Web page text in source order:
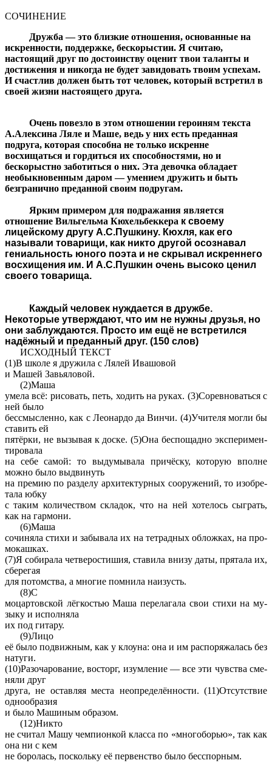
СОЧИНЕНИЕ
Дружба — это близкие отношения, основанные на
искренности, поддержке, бескорыстии. Я считаю,
настоящий друг по достоинству оценит твои таланты и
достижения и никогда не будет завидовать твоим успехам.
И счастлив должен быть тот человек, который встретил в
своей жизни настоящего друга.
Очень повезло в этом отношении героиням текста
А.Алексина Ляле и Маше, ведь у них есть преданная
подруга, которая способна не только искренне
восхищаться и гордиться их способностями, но и
бескорыстно заботиться о них. Эта девочка обладает
необыкновенным даром — умением дружить и быть
безгранично преданной своим подругам.
Ярким примером для подражания является
отношение Вильгельма Кюхельбеккера к своему
лицейскому другу А.С.Пушкину. Кюхля, как его
называли товарищи, как никто другой осознавал
гениальность юного поэта и не скрывал искреннего
восхищения им. И А.С.Пушкин очень высоко ценил
своего товарища.
Каждый человек нуждается в дружбе.
Некоторые утверждают, что им не нужны друзья, но
они заблуждаются. Просто им ещё не встретился
надёжный и преданный друг. (150 слов)
ИСХОДНЫЙ ТЕКСТ
(1)В школе я дру­жи­ла с Лялей Ива­шо­вой
и Машей За­вья­ло­вой.
(2)Маша
умела всё: ри­со­вать, петь, хо­дить на руках. (3)Со­рев­но­вать­ся с
ней было
бес­смыс­лен­но, как с Лео­нар­до да Винчи. (4)Учи­те­ля могли бы
ста­вить ей
пятёрки, не вы­зы­вая к доске. (5)Она бес­по­щад­но экс­пе­ри­мен­
ти­ро­ва­ла
на себе самой: то вы­ду­мы­ва­ла причёску, ко­то­рую впол­не
можно было вы­дви­нуть
на пре­мию по раз­де­лу ар­хи­тек­тур­ных со­ору­же­ний, то изоб­ре­
та­ла юбку
с таким ко­ли­че­ством скла­док, что на ней хо­те­лось сыг­рать,
как на гар­мо­ни.
(6)Маша
со­чи­ня­ла стихи и за­бы­ва­ла их на тет­рад­ных об­лож­ках, на про­
мо­каш­ках.
(7)Я со­би­ра­ла чет­ве­ро­сти­шия, ста­ви­ла внизу даты, пря­та­ла их,
сбе­ре­гая
для потом­ства, а мно­гие пом­ни­ла на­и­зусть.
(8)С
мо­цар­тов­ской лёгко­стью Маша пе­ре­ла­га­ла свои стихи на му­
зы­ку и ис­пол­ня­ла
их под ги­та­ру.
(9)Лицо
её было по­движ­ным, как у кло­у­на: она и им рас­по­ря­жа­лась без
на­ту­ги.
(10)Разо­ча­ро­ва­ние, вос­торг, изум­ле­ние — все эти чув­ства сме­
ня­ли друг
друга, не остав­ляя места не­опре­делённо­сти. (11)От­сут­ствие
од­но­об­ра­зия
и было Ма­ши­ным об­ра­зом.
(12)Никто
не счи­тал Машу чем­пи­он­кой клас­са по «мно­го­бо­рью», так как
она ни с кем
не бо­ро­лась, по­сколь­ку её пер­вен­ство было бес­спор­ным.